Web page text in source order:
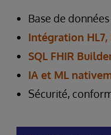
Base de
Intégration HL7,
SQL FHIR
IA et ML
Sécurité,